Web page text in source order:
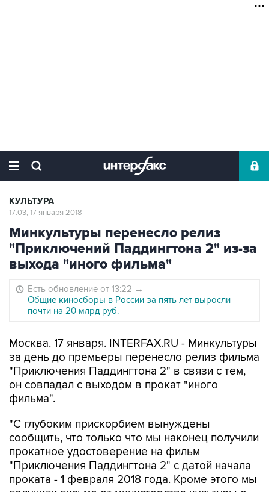
КУЛЬТУРА
17:03, 17 января 2018
Минкультуры перенесло релиз
"Приключений Паддингтона 2" из-за
выхода "иного фильма"
Есть обновление от 13:22 →
Общие киносборы в России за пять лет выросли
почти на 20 млрд руб.
Москва. 17 января. INTERFAX.RU - Минкультуры
за день до премьеры перенесло релиз фильма
"Приключения Паддингтона 2" в связи с тем,
он совпадал с выходом в прокат "иного
фильма".
"С глубоким прискорбием вынуждены
сообщить, что только что мы наконец получили
прокатное удостоверение на фильм
"Приключения Паддингтона 2" с датой начала
проката - 1 февраля 2018 года. Кроме этого мы